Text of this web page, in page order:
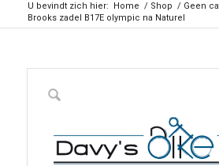
U bevindt zich hier: Home / Shop / Geen
Brooks zadel B17E olympic na Naturel